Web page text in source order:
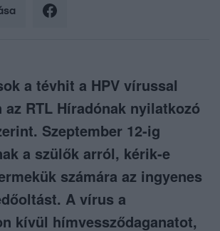
a tévhit a HPV vírussal
az RTL Híradónak nyilatkozó
Szeptember 12-ig
a szülők arról, kérik-e
számára az ingyenes
A vírus a
kívül hímvessződaganatot,